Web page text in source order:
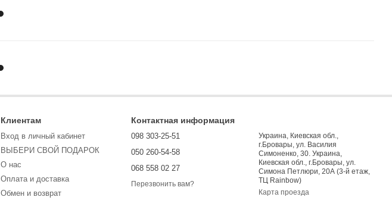
Клиентам
Вход в личный кабинет
ВЫБЕРИ СВОЙ ПОДАРОК
О нас
Оплата и доставка
Обмен и возврат
Контактная информация
098 303-25-51
050 260-54-58
068 558 02 27
Перезвонить вам?
Украина, Киевская обл.,
г.Бровары, ул. Василия
Симоненко, 30. Украина,
Киевская обл., г.Бровары, ул.
Симона Петлюри, 20А (3-й етаж,
ТЦ Rainbow)
Карта проезда